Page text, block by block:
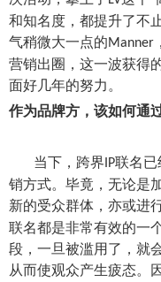
和知名度，都提升了不
气稍微大一点的Manner
营销出圈，这一波获得
面好几年的努力。
作为品牌方，该如何通
当下，跨界IP联名已
销方式。毕竟，无论是
新的受众群体，亦或进
联名都是非常有效的一
段，一旦被滥用了，就
从而使观众产生疲态。